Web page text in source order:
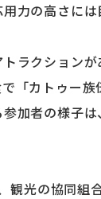
力の高さには
ラクション
「カトゥー
加者の様子
観光の協同組